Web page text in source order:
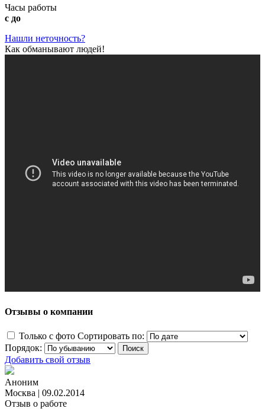
Часы работы
с до
Нашли неточность?
Как обманывают людей!
Отзывы о компании
Только с фото Сортировать по:
Порядок:
Добавить свой отзыв
Аноним
Москва | 09.02.2014
Отзыв о работе